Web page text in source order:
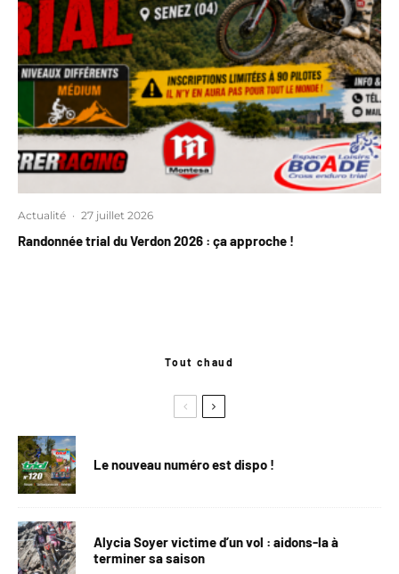
Actualité · 27 juillet 2026
Randonnée trial du Verdon 2026 : ça approche !
Tout chaud
Le nouveau numéro est dispo !
Alycia Soyer victime d’un vol : aidons-la à
terminer sa saison